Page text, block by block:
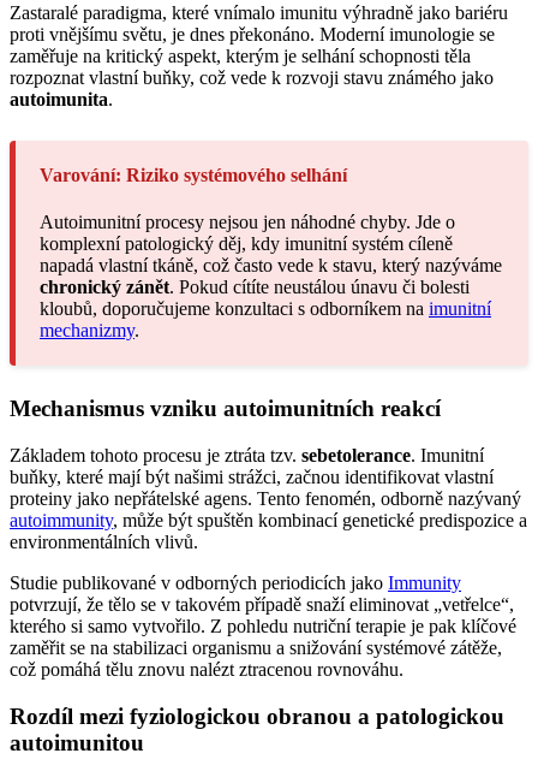
Zastaralé paradigma, které vnímalo imunitu výhradně jako bariéru
proti vnějšímu světu, je dnes překonáno. Moderní imunologie se
zaměřuje na kritický aspekt, kterým je selhání schopnosti těla
rozpoznat vlastní buňky, což vede k rozvoji stavu známého jako
autoimunita.
Varování: Riziko systémového selhání
Autoimunitní procesy nejsou jen náhodné chyby. Jde o
komplexní patologický děj, kdy imunitní systém cíleně
napadá vlastní tkáně, což často vede k stavu, který nazýváme
chronický zánět. Pokud cítíte neustálou únavu či bolesti
kloubů, doporučujeme konzultaci s odborníkem na imunitní
mechanizmy.
Mechanismus vzniku autoimunitních reakcí
Základem tohoto procesu je ztráta tzv. sebetolerance. Imunitní
buňky, které mají být našimi strážci, začnou identifikovat vlastní
proteiny jako nepřátelské agens. Tento fenomén, odborně nazývaný
autoimmunity, může být spuštěn kombinací genetické predispozice a
environmentálních vlivů.
Studie publikované v odborných periodicích jako Immunity
potvrzují, že tělo se v takovém případě snaží eliminovat „vetřelce“,
kterého si samo vytvořilo. Z pohledu nutriční terapie je pak klíčové
zaměřit se na stabilizaci organismu a snižování systémové zátěže,
což pomáhá tělu znovu nalézt ztracenou rovnováhu.
Rozdíl mezi fyziologickou obranou a patologickou
autoimunitou